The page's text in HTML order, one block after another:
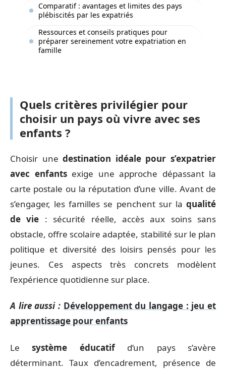
Comparatif : avantages et limites des pays
plébiscités par les expatriés
Ressources et conseils pratiques pour
préparer sereinement votre expatriation en
famille
Quels critères privilégier pour
choisir un pays où vivre avec ses
enfants ?
Choisir unedestination idéale pour s’expatrier
avec enfantsexige une approche dépassant la
carte postale ou la réputation d’une ville. Avant de
s’engager, les familles se penchent sur la qualité
de vie : sécurité réelle, accès aux soins sans
obstacle, offre scolaire adaptée, stabilité sur le plan
politique et diversité des loisirs pensés pour les
jeunes. Ces aspects très concrets modèlent
l’expérience quotidienne sur place.
A lire aussi : Développement du langage : jeu et
apprentissage pour enfants
Lesystème éducatifd’un pays s’avère
déterminant. Taux d’encadrement, présence de